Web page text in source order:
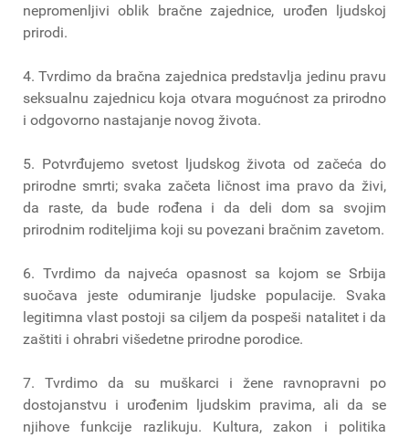
nepromenljivi oblik bračne zajednice, urođen ljudskoj
prirodi.
4. Tvrdimo da bračna zajednica predstavlja jedinu pravu
seksualnu zajednicu koja otvara mogućnost za prirodno
i odgovorno nastajanje novog života.
5. Potvrđujemo svetost ljudskog života od začeća do
prirodne smrti; svaka začeta ličnost ima pravo da živi,
da raste, da bude rođena i da deli dom sa svojim
prirodnim roditeljima koji su povezani bračnim zavetom.
6. Tvrdimo da najveća opasnost sa kojom se Srbija
suočava jeste odumiranje ljudske populacije. Svaka
legitimna vlast postoji sa ciljem da pospeši natalitet i da
zaštiti i ohrabri višedetne prirodne porodice.
7. Tvrdimo da su muškarci i žene ravnopravni po
dostojanstvu i urođenim ljudskim pravima, ali da se
njihove funkcije razlikuju. Kultura, zakon i politika